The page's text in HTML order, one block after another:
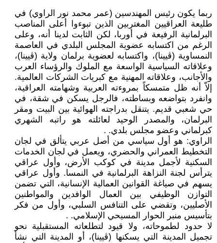
ربما يكون رئيس المهندسين (عمر محمد نور الراوي) في
طليعة العراقيين المغتربين الذين تبوءوا أعلى المناصب
البرلمانية الرفيعة في أوربا، لكن الثابت لدينا أنه، وعلى
الرغم من اكتسابه عضوية المجلس البلدي في العاصمة
النمساوية (ڤيينا)، واكتسابه لعضوية برلمان ولاية (ڤيينا)،
وعلاقاته السياسية الواسعة مع الملوك والرؤساء العرب
والأجانب، وعلاقاته المهنية مع كبريات الشركات العالمية.
إلاّ أنه ظل متمسكاً بمروءته العربية وشهامته العراقية،
وانفرد بتواضعه وبساطته، فالرجل يسكن في شقة، في
حي شعبي قديم. يتنقل بدراجته الهوائية بين البيت ومقر
البرلمان، والمصدر الوحيد لعائلته هو راتبه الشهري
كبرلماني وعضو مجلس بلدي. .
الراوي: هو أول سياسي من أصل عربي يتألق في لجان
التخطيط العمراني والحضري، ويعمل في لجان الخدمات
السكنية لأجمل مدينة في كوكب الأرض، وأول عراقي
يترأس لجنة النزاهة البرلمانية في النمسا. وأول عراقي
يسهم في صياغة القوانين العمالية الإنسانية، التي تضمن
التوازن الوظيفي بين العمال الوافدين والمواطنين
الأصليين، وتقضي على التنافس السلبي، وأول من فكر
بتأسيس منبر الحوار المسيحي الإسلامي. .
لا حدود لطموحاته، ولا قيود لتطلعاته المستقبلية نحو
تجميل المدينة التي يسكنها (ڤيينا)، أو المدينة التي نشأ